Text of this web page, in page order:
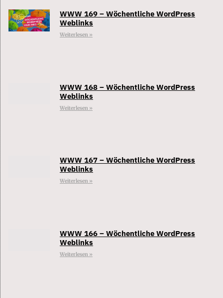
WWW 169 – Wöchentliche WordPress
Weblinks
Weiterlesen »
WWW 168 – Wöchentliche WordPress
Weblinks
Weiterlesen »
WWW 167 – Wöchentliche WordPress
Weblinks
Weiterlesen »
WWW 166 – Wöchentliche WordPress
Weblinks
Weiterlesen »